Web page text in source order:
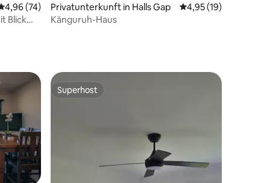
Bewertungen Bewertung: 4,96 von 5, 74 Bewertungen
4,96 (74)
Blick
Privatunterkunft in Halls Gap Durchschnittliche
4,95 (19)
Känguruh-Haus
Superhost
Superhost